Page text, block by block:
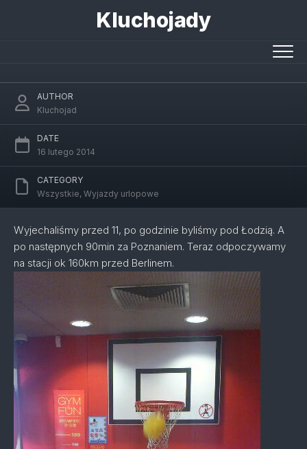
Kluchojady
AUTHOR
Kluchojad
DATE
16 lutego 2014
CATEGORY
Wszystkie, Wyjazdy urlopowe
Wyjechaliśmy przed 11, po godzinie byliśmy pod Łodzią. A
po następnych 90min za Poznaniem. Teraz odpoczywamy
na stacji ok 160km przed Berlinem.